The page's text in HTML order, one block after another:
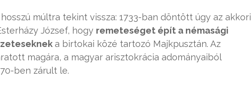
múltra tekint vissza: 1733-ban döntött úgy az akkori
József, hogy remeteséget épít a némasági
a birtokai közé tartozó Majkpusztán. Az
magára, a magyar arisztokrácia adományaiból
ben zárult le.